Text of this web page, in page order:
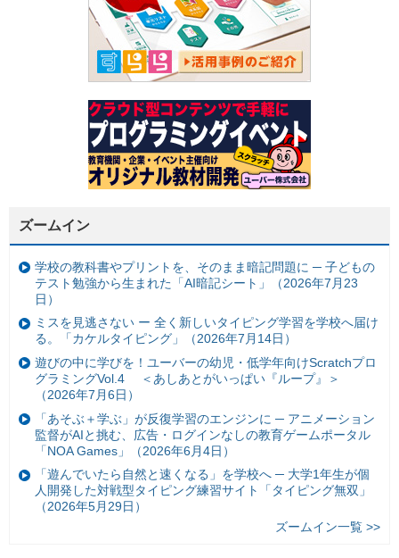
ズームイン
学校の教科書やプリントを、そのまま暗記問題に ─ 子どもの
テスト勉強から生まれた「AI暗記シート」（2026年7月23
日）
ミスを見逃さない ー 全く新しいタイピング学習を学校へ届け
る。「カケルタイピング」（2026年7月14日）
遊びの中に学びを！ユーバーの幼児・低学年向けScratchプロ
グラミングVol.4 ＜あしあとがいっぱい『ループ』＞
（2026年7月6日）
「あそぶ＋学ぶ」が反復学習のエンジンに ─ アニメーション
監督がAIと挑む、広告・ログインなしの教育ゲームポータル
「NOA Games」（2026年6月4日）
「遊んでいたら自然と速くなる」を学校へ ─ 大学1年生が個
人開発した対戦型タイピング練習サイト「タイピング無双」
（2026年5月29日）
ズームイン一覧 >>